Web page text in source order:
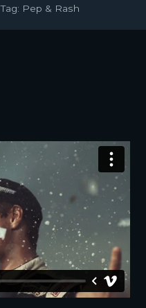
Tag: Pep & Rash